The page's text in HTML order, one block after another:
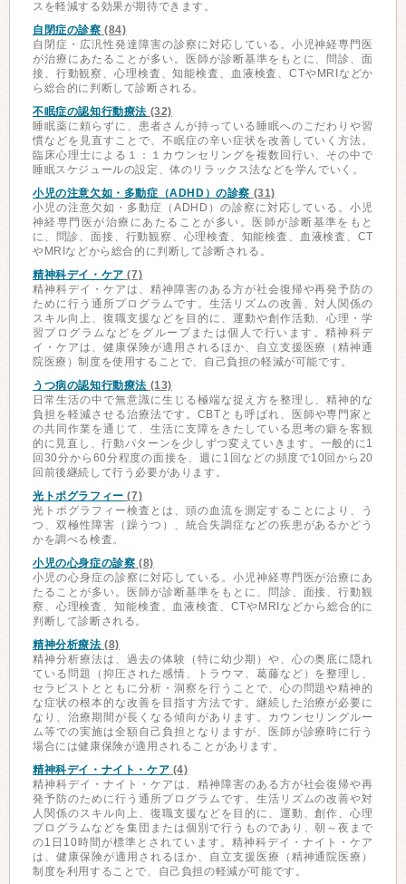
スを軽減する効果が期待できます。
自閉症の診察 (84)
自閉症・広汎性発達障害の診察に対応している。小児神経専門医
が治療にあたることが多い。医師が診断基準をもとに、問診、面
接、行動観察、心理検査、知能検査、血液検査、CTやMRIなどか
ら総合的に判断して診断される。
不眠症の認知行動療法 (32)
睡眠薬に頼らずに、患者さんが持っている睡眠へのこだわりや習
慣などを見直すことで、不眠症の辛い症状を改善していく方法。
臨床心理士による１：１カウンセリングを複数回行い、その中で
睡眠スケジュールの設定、体のリラックス法などを学んでいく。
小児の注意欠如・多動症（ADHD）の診察 (31)
小児の注意欠如・多動症（ADHD）の診察に対応している。小児
神経専門医が治療にあたることが多い。医師が診断基準をもと
に、問診、面接、行動観察、心理検査、知能検査、血液検査、CT
やMRIなどから総合的に判断して診断される。
精神科デイ・ケア (7)
精神科デイ・ケアは、精神障害のある方が社会復帰や再発予防の
ために行う通所プログラムです。生活リズムの改善、対人関係の
スキル向上、復職支援などを目的に、運動や創作活動、心理・学
習プログラムなどをグループまたは個人で行います。精神科デ
イ・ケアは、健康保険が適用されるほか、自立支援医療（精神通
院医療）制度を使用することで、自己負担の軽減が可能です。
うつ病の認知行動療法 (13)
日常生活の中で無意識に生じる極端な捉え方を整理し、精神的な
負担を軽減させる治療法です。CBTとも呼ばれ、医師や専門家と
の共同作業を通じて、生活に支障をきたしている思考の癖を客観
的に見直し、行動パターンを少しずつ変えていきます。一般的に1
回30分から60分程度の面接を、週に1回などの頻度で10回から20
回前後継続して行う必要があります。
光トポグラフィー (7)
光トポグラフィー検査とは、頭の血流を測定することにより、う
つ、双極性障害（躁うつ）、統合失調症などの疾患があるかどう
かを調べる検査。
小児の心身症の診察 (8)
小児の心身症の診察に対応している。小児神経専門医が治療にあ
たることが多い。医師が診断基準をもとに、問診、面接、行動観
察、心理検査、知能検査、血液検査、CTやMRIなどから総合的に
判断して診断される。
精神分析療法 (8)
精神分析療法は、過去の体験（特に幼少期）や、心の奥底に隠れ
ている問題（抑圧された感情、トラウマ、葛藤など）を整理し、
セラピストとともに分析・洞察を行うことで、心の問題や精神的
な症状の根本的な改善を目指す方法です。継続した治療が必要に
なり、治療期間が長くなる傾向があります。カウンセリングルー
ム等での実施は全額自己負担となりますが、医師が診療時に行う
場合には健康保険が適用されることがあります。
精神科デイ・ナイト・ケア (4)
精神科デイ・ナイト・ケアは、精神障害のある方が社会復帰や再
発予防のために行う通所プログラムです。生活リズムの改善や対
人関係のスキル向上、復職支援などを目的に、運動、創作、心理
プログラムなどを集団または個別で行うものであり、朝～夜まで
の1日10時間が標準とされています。精神科デイ・ナイト・ケア
は、健康保険が適用されるほか、自立支援医療（精神通院医療）
制度を利用することで、自己負担の軽減が可能です。